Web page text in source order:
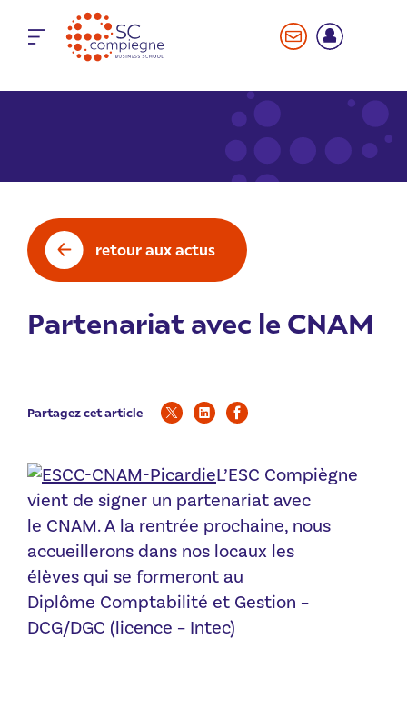
retour aux actus
Partenariat avec le CNAM
Partagez cet article
L’ESC Compiègne
vient de signer un partenariat avec
le CNAM. A la rentrée prochaine, nous
accueillerons dans nos locaux les
élèves qui se formeront au
Diplôme Comptabilité et Gestion –
DCG/DGC (licence – Intec)